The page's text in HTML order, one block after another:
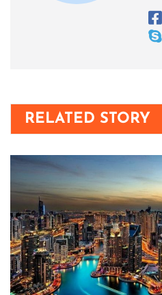
RELATED STORY